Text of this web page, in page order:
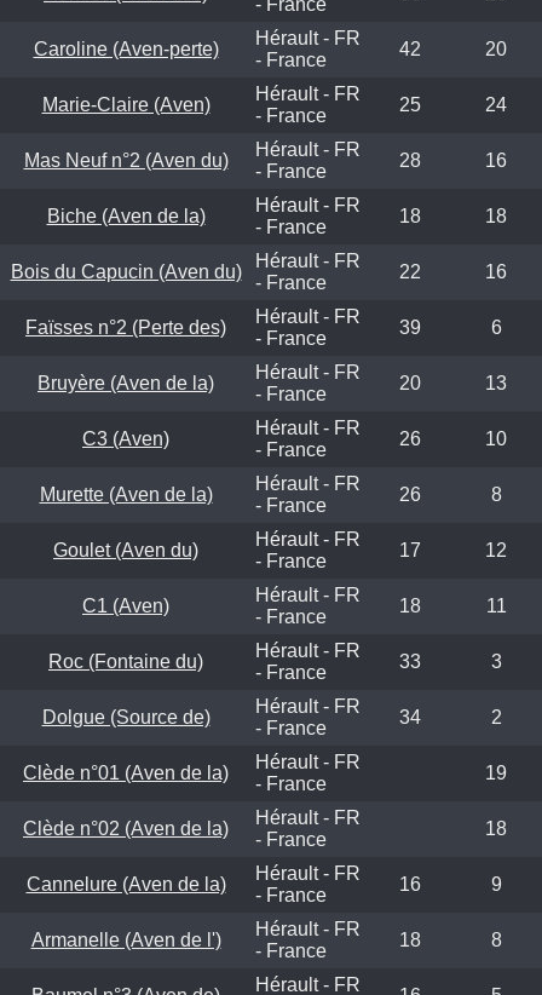
Caroline (Aven-perte)
Hérault - FR
- France
42 20
Marie-Claire (Aven)
Hérault - FR
- France
25 24
Mas Neuf n°2 (Aven du)
Hérault - FR
- France
28 16
Biche (Aven de la)
Hérault - FR
- France
18 18
Bois du Capucin (Aven du)
Hérault - FR
- France
22 16
Faïsses n°2 (Perte des)
Hérault - FR
- France
39 6
Bruyère (Aven de la)
Hérault - FR
- France
20 13
C3 (Aven)
Hérault - FR
- France
26 10
Murette (Aven de la)
Hérault - FR
- France
26 8
Goulet (Aven du)
Hérault - FR
- France
17 12
C1 (Aven)
Hérault - FR
- France
18 11
Roc (Fontaine du)
Hérault - FR
- France
33 3
Dolgue (Source de)
Hérault - FR
- France
34 2
Clède n°01 (Aven de la)
Hérault - FR
- France
19
Clède n°02 (Aven de la)
Hérault - FR
- France
18
Cannelure (Aven de la)
Hérault - FR
- France
16 9
Armanelle (Aven de l')
Hérault - FR
- France
18 8
Hérault - FR